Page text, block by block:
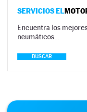
SERVICIOS EL
Encuentra los
neumáticos…
BUSCAR